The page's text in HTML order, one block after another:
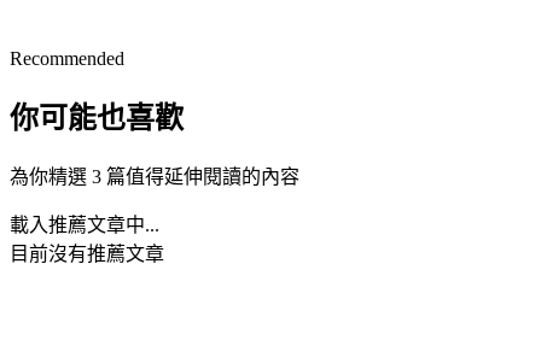
Recommended
你可能也喜歡
為你精選 3 篇值得延伸閱讀的內容
載入推薦文章中...
目前沒有推薦文章